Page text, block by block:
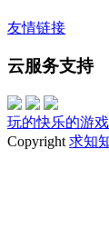
友情链接
云服务支持
玩的快乐的游戏
Copyright 求知